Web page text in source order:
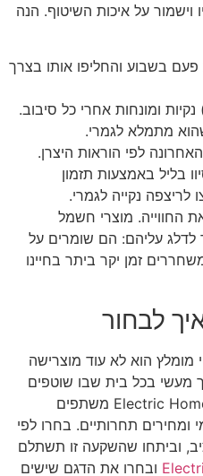
וישמור על איכות השיטוף. הנה
בשבוע והחליפו אותו בצרך
ומונחות אחרי כל סיבוב.
מתמלא לגמרי.
לפי הוראות היצרן.
בליל באמצעות תזמון
לריצפה נקייה לגמרי.
החווייה. מוצרי חשמל
עליהם: הם שומרים על
זמן יקר ביתר בחיינו
לבחור
מומלץ הוא לא עוד מוצרישה
מעשי בכל בית שבו שוטפים
רצפות. של הדגמים הזמינים ב Electric Home משתפים
ומחירים תחרותיים. בחרו לפי
וביתחו שהשקעה זו תשתלם
ובחרו את הדגם שישים